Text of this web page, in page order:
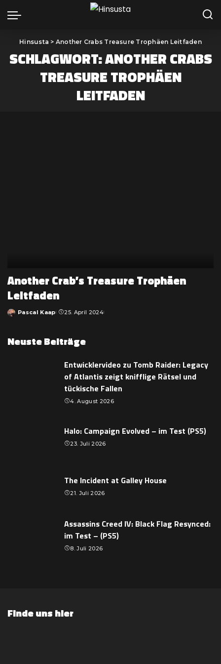
Hinsusta > Another Crabs Treasure Trophäen Leitfaden
SCHLAGWORT:ANOTHER CRABS
TREASURE TROPHÄEN
LEITFADEN
Another Crab’s Treasure Trophäen
Leitfaden
Posted
Pascal Kaap 25. April 2024
Neuste Beiträge
Entwicklervideo zu Tomb Raider: Legacy
of Atlantis zeigt knifflige Rätsel und
tückische Fallen
4. August 2026
Halo: Campaign Evolved – im Test (PS5)
23. Juli 2026
The Incident at Galley House
21. Juli 2026
Assassins Creed IV: Black Flag Resynced:
im Test – (PS5)
8. Juli 2026
Finde uns hier